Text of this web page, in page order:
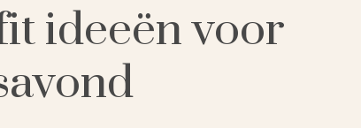
ideeën voor